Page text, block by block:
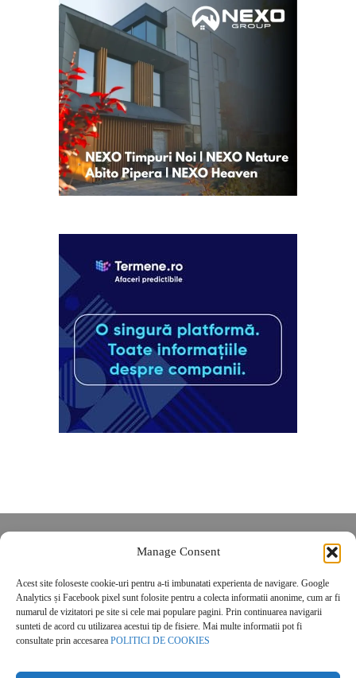
Manage Consent
Acest site foloseste cookie-uri pentru a-ti imbunatati experienta de navigare. Google
Analytics și Facebook pixel sunt folosite pentru a colecta informatii anonime, cum ar fi
numarul de vizitatori pe site si cele mai populare pagini. Prin continuarea navigarii
sunteti de acord cu utilizarea acestui tip de fisiere. Mai multe informatii pot fi
consultate prin accesarea POLITICI DE COOKIES
POLITICĂ DE CONFIDENȚIALITATE
Politica de cookies